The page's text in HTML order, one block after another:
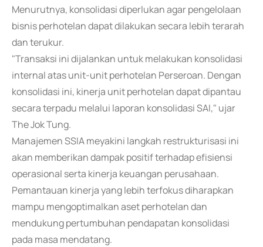
Menurutnya, konsolidasi diperlukan agar pengelolaan
bisnis perhotelan dapat dilakukan secara lebih terarah
dan terukur.
"Transaksi ini dijalankan untuk melakukan konsolidasi
internal atas unit-unit perhotelan Perseroan. Dengan
konsolidasi ini, kinerja unit perhotelan dapat dipantau
secara terpadu melalui laporan konsolidasi SAI," ujar
The Jok Tung.
Manajemen SSIA meyakini langkah restrukturisasi ini
akan memberikan dampak positif terhadap efisiensi
operasional serta kinerja keuangan perusahaan.
Pemantauan kinerja yang lebih terfokus diharapkan
mampu mengoptimalkan aset perhotelan dan
mendukung pertumbuhan pendapatan konsolidasi
pada masa mendatang.